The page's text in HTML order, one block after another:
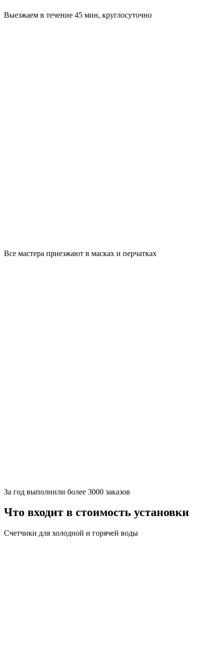
Выезжаем в течение 45 мин, круглосуточно
Все мастера приезжают в масках и перчатках
За год выполнили более 3000 заказов
Что входит в стоимость установки
Счетчики для холодной и горячей воды